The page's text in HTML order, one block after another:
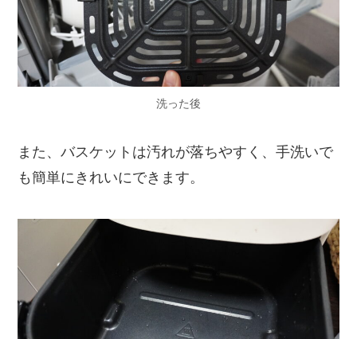
洗った後
また、バスケットは汚れが落ちやすく、手洗いで
も簡単にきれいにできます。